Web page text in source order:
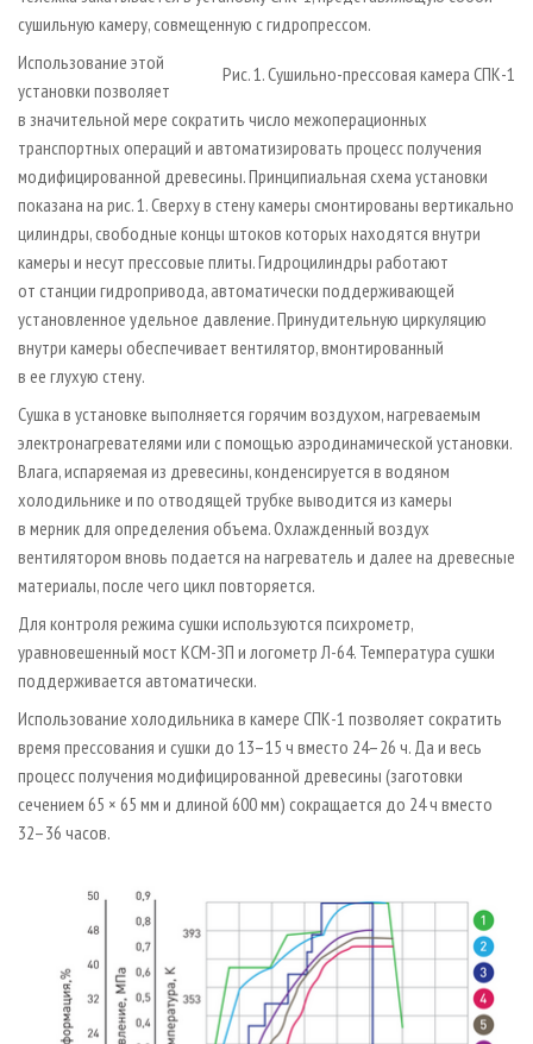
сушильную камеру, совмещенную с гидропрессом.
Рис. 1. Сушильно-прессовая камера СПК-1
Использование этой
установки позволяет
в значительной мере сократить число межоперационных
транспортных операций и автоматизировать процесс получения
модифицированной древесины. Принципиальная схема установки
показана на рис. 1. Сверху в стену камеры смонтированы вертикально
цилиндры, свободные концы штоков которых находятся внутри
камеры и несут прессовые плиты. Гидроцилиндры работают
от станции гидропривода, автоматически поддерживающей
установленное удельное давление. Принудительную циркуляцию
внутри камеры обеспечивает вентилятор, вмонтированный
в ее глухую стену.
Сушка в установке выполняется горячим воздухом, нагреваемым
электронагревателями или с помощью аэродинамической установки.
Влага, испаряемая из древесины, конденсируется в водяном
холодильнике и по отводящей трубке выводится из камеры
в мерник для определения объема. Охлажденный воздух
вентилятором вновь подается на нагреватель и далее на древесные
материалы, после чего цикл повторяется.
Для контроля режима сушки используются психрометр,
уравновешенный мост КСМ-ЗП и логометр Л-64. Температура сушки
поддерживается автоматически.
Использование холодильника в камере СПК-1 позволяет сократить
время прессования и сушки до 13–15 ч вместо 24–26 ч. Да и весь
процесс получения модифицированной древесины (заготовки
сечением 65 × 65 мм и длиной 600 мм) сокращается до 24 ч вместо
32–36 часов.